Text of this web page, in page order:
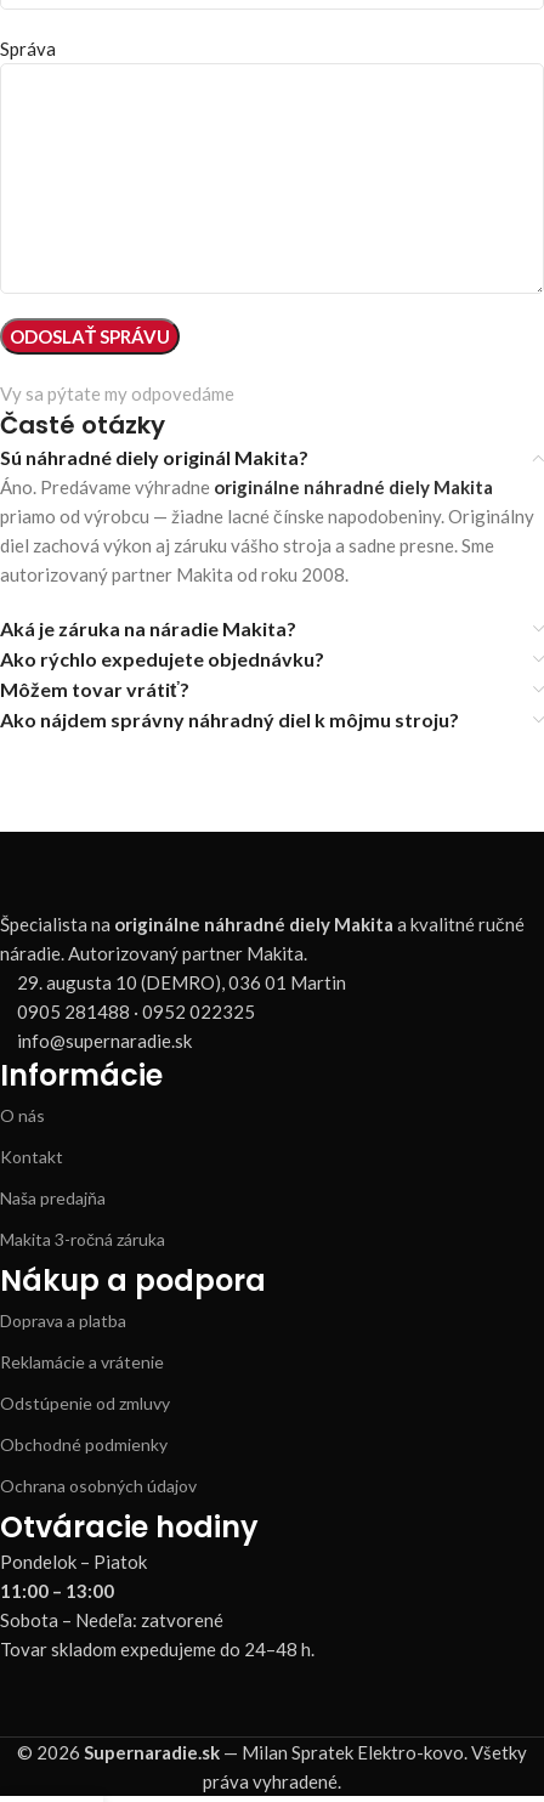
Vy sa pýtate my odpovedáme
Časté otázky
Sú náhradné diely originál Makita?
Áno. Predávame výhradne originálne náhradné diely Makita
priamo od výrobcu — žiadne lacné čínske napodobeniny. Originálny
diel zachová výkon aj záruku vášho stroja a sadne presne. Sme
autorizovaný partner Makita od roku 2008.
Aká je záruka na náradie Makita?
Ako rýchlo expedujete objednávku?
Môžem tovar vrátiť?
Ako nájdem správny náhradný diel k môjmu stroju?
Správa
Špecialista na originálne náhradné diely Makita a kvalitné ručné
náradie. Autorizovaný partner Makita.
29. augusta 10 (DEMRO), 036 01 Martin
0905 281488 · 0952 022325
info@supernaradie.sk
Informácie
O nás
Kontakt
Naša predajňa
Makita 3-ročná záruka
Nákup a podpora
Doprava a platba
Reklamácie a vrátenie
Odstúpenie od zmluvy
Obchodné podmienky
Ochrana osobných údajov
Otváracie hodiny
Pondelok – Piatok
11:00 – 13:00
Sobota – Nedeľa: zatvorené
Tovar skladom expedujeme do 24–48 h.
© 2026 Supernaradie.sk — Milan Spratek Elektro-kovo. Všetky
práva vyhradené.